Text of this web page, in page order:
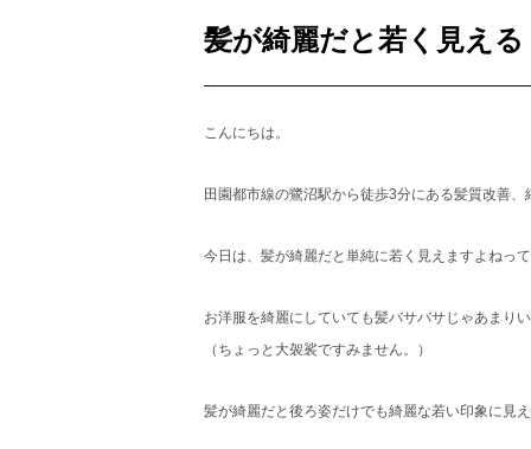
髪が綺麗だと若く見える
こんにちは。
田園都市線の鷺沼駅から徒歩3分にある髪質改善
今日は、髪が綺麗だと単純に若く見えますよねっ
お洋服を綺麗にしていても髪バサバサじゃあまり
（ちょっと大袈裟ですみません。）
髪が綺麗だと後ろ姿だけでも綺麗な若い印象に見